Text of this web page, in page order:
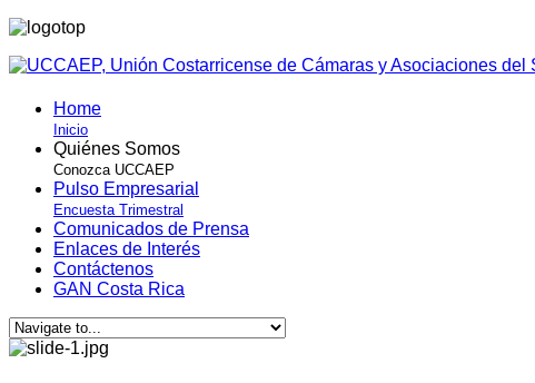
Home
Inicio
Quiénes Somos
Conozca UCCAEP
Pulso Empresarial
Encuesta Trimestral
Comunicados de Prensa
Enlaces de Interés
Contáctenos
GAN Costa Rica